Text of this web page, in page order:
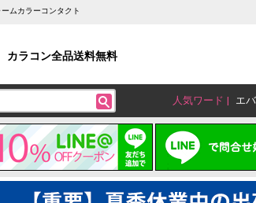
ムカラーコンタクト
カラコン全品送料無料
人気ワード エ